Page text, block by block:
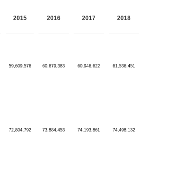
2015 2016 2017 2018
59,609,576 60,679,383 60,946,622 61,536,451
72,804,792 73,884,453 74,193,861 74,498,132